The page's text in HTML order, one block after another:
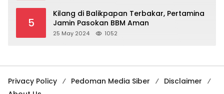
5
Kilang di Balikpapan Terbakar, Pertamina
Jamin Pasokan BBM Aman
25 May 2024 1052
Privacy Policy Pedoman Media Siber
Disclaimer